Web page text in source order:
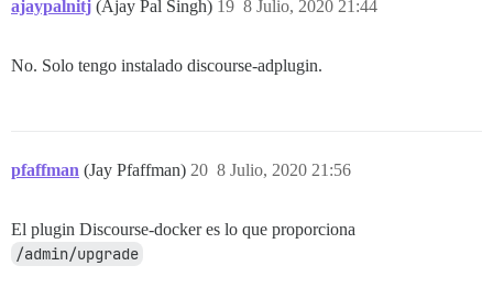
ajaypalnitj (Ajay Pal Singh) 8 Julio, 2020 21:44
19
No. Solo tengo instalado discourse-adplugin.
pfaffman (Jay Pfaffman) 8 Julio, 2020 21:56
20
El plugin Discourse-docker es lo que proporciona
/admin/upgrade